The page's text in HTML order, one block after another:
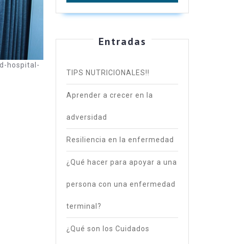
hospital-
Entradas
TIPS NUTRICIONALES!!
Aprender a crecer en la
adversidad
Resiliencia en la enfermedad
¿Qué hacer para apoyar a una
persona con una enfermedad
terminal?
¿Qué son los Cuidados